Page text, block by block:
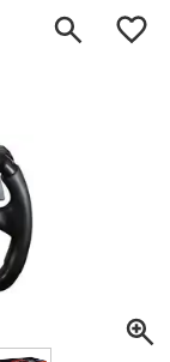
0